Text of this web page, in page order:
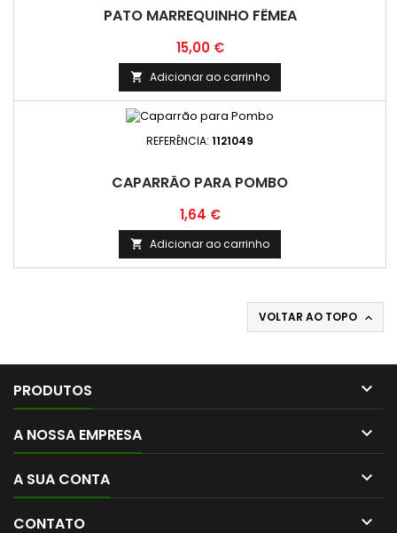
PATO MARREQUINHO FÊMEA
Preço
15,00 €
 Adicionar ao carrinho
REFERÊNCIA: 1121049
CAPARRÃO PARA POMBO
Preço
1,64 €
 Adicionar ao carrinho
VOLTAR AO TOPO 
PRODUTOS 
A NOSSA EMPRESA 
A SUA CONTA 
CONTATO 